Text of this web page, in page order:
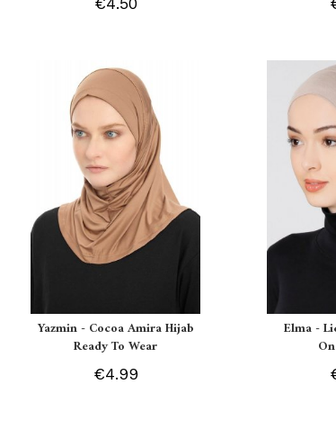
Yazmin - Cocoa Amira Hijab
Ready To Wear
€4.99
Elma -